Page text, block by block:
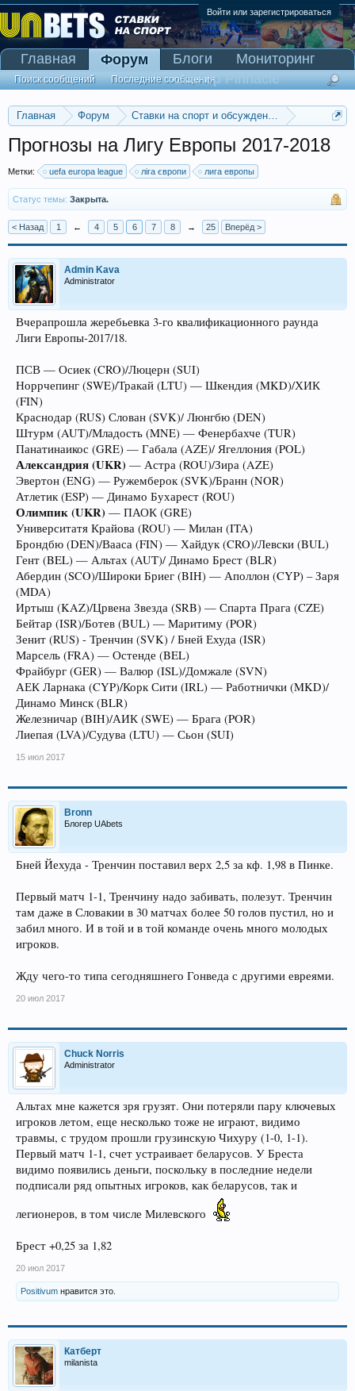
Войти или зарегистрироваться
Главная Форум
Ставки на спорт и обсуждение спортивных
Прогнозы на Лигу Европы 2017-2018
Метки: uefa europa league ліга європи лига европы
Статус темы: Закрыта.
< Назад 1 ← 4 5 6 7 8 → 25 Вперёд >
Admin Kava
Administrator
Вчерапрошла жеребьевка 3-го квалификационного раунда
Лиги Европы-2017/18.
ПСВ — Осиек (CRO)/Люцерн (SUI)
Норрчепинг (SWE)/Тракай (LTU) — Шкендия (MKD)/ХИК
(FIN)
Краснодар (RUS) Слован (SVK)/ Люнгбю (DEN)
Штурм (AUT)/Младость (MNE) — Фенербахче (TUR)
Панатинаикос (GRE) — Габала (AZE)/ Ягеллония (POL)
Александрия (UKR) — Астра (ROU)/Зира (AZE)
Эвертон (ENG) — Ружемберок (SVK)/Бранн (NOR)
Атлетик (ESP) — Динамо Бухарест (ROU)
Олимпик (UKR) — ПАОК (GRE)
Университатя Крайова (ROU) — Милан (ITA)
Брондбю (DEN)/Вааса (FIN) — Хайдук (CRO)/Левски (BUL)
Гент (BEL) — Альтах (AUT)/ Динамо Брест (BLR)
Абердин (SCO)/Широки Бриег (BIH) — Аполлон (CYP) – Заря
(MDA)
Иртыш (KAZ)/Црвена Звезда (SRB) — Спарта Прага (CZE)
Бейтар (ISR)/Ботев (BUL) — Маритиму (POR)
Зенит (RUS) - Тренчин (SVK) / Бней Ехуда (ISR)
Марсель (FRA) — Остенде (BEL)
Фрайбург (GER) — Валюр (ISL)/Домжале (SVN)
АЕК Ларнака (CYP)/Корк Сити (IRL) — Работнички (MKD)/
Динамо Минск (BLR)
Железничар (BIH)/АИК (SWE) — Брага (POR)
Лиепая (LVA)/Судува (LTU) — Сьон (SUI)
15 июл 2017
Bronn
Блогер UAbets
Бней Йехуда - Тренчин поставил верх 2,5 за кф. 1,98 в Пинке.
Первый матч 1-1, Тренчину надо забивать, полезут. Тренчин
там даже в Словакии в 30 матчах более 50 голов пустил, но и
забил много. И в той и в той команде очень много молодых
игроков.
Жду чего-то типа сегодняшнего Гонведа с другими евреями.
20 июл 2017
Chuck Norris
Administrator
Альтах мне кажется зря грузят. Они потеряли пару ключевых
игроков летом, еще несколько тоже не играют, видимо
травмы, с трудом прошли грузинскую Чихуру (1-0, 1-1).
Первый матч 1-1, счет устраивает беларусов. У Бреста
видимо появились деньги, поскольку в последние недели
подписали ряд опытных игроков, как беларусов, так и
легионеров, в том числе Милевского
Брест +0,25 за 1,82
20 июл 2017
Positivum нравится это.
Катберт
milanista
Главная Форум
Поиск сообщений Последние сообщения
Блоги
Мониторинг
Сканер Pinnacle